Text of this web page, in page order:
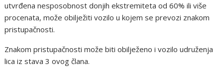
utvrđena nesposobnost donjih ekstremiteta od 60% ili više
procenata, može obilježiti vozilo u kojem se prevozi znakom
pristupačnosti.
Znakom pristupačnosti može biti obilježeno i vozilo udruženja
lica iz stava 3 ovog člana.